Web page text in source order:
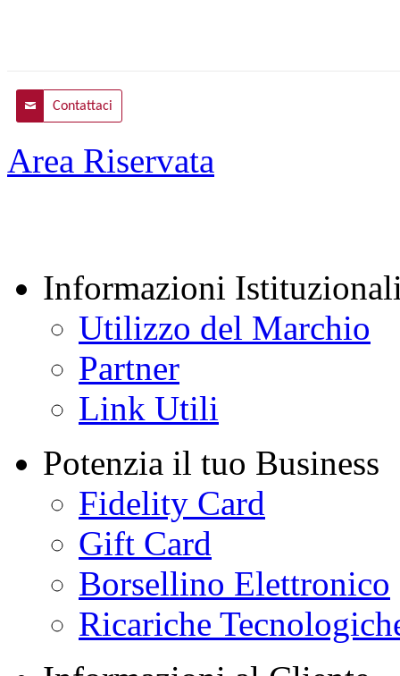
Contattaci
Area Riservata
Informazioni
Utilizzo del Marchio
Partner
Link Utili
Potenzia il tuo Business
Fidelity Card
Gift Card
Borsellino Elettronico
Ricariche